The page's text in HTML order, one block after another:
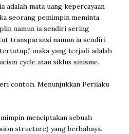
adalah mata uang kepercayaan
seorang pemimpin meminta
namun ia sendiri sering
transparansi namun ia sendiri
maka yang terjadi adalah
cycle atau siklus sinisme.
contoh. Menunjukkan Perilaku
menciptakan sebuah
structure) yang berbahaya.